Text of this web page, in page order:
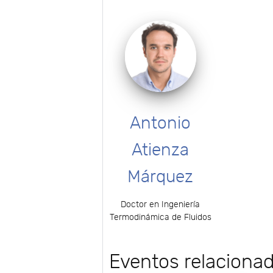
Antonio
Atienza
Márquez
Doctor en Ingeniería
Termodinámica de Fluidos
Eventos